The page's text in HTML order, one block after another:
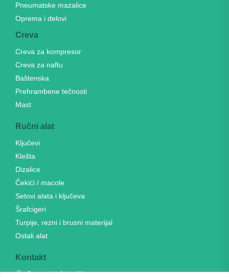
Pneumatske mazalice
Oprema i delovi
Creva
Creva za kompresor
Creva za naftu
Baštenska
Prehrambene tečnosti
Mast
Ručni alat
Ključevi
Klešta
Dizalice
Čekići / macole
Setovi alata i ključeva
Šrafcigeri
Turpije, rezni i brusni materijal
Ostali alat
Kontakt
Banatska 6, Indjija